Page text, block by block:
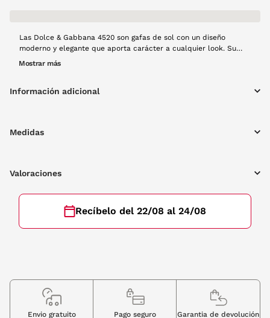
Las Dolce & Gabbana 4520 son gafas de sol con un diseño
moderno y elegante que aporta carácter a cualquier look. Su
montura ligera garantiza comodidad durante todo el día,
con personalidad.
Mostrar más
Información adicional
Medidas
Valoraciones
Recíbelo del 22/08 al 24/08
Envio gratuito Pago seguro Garantia de devolución